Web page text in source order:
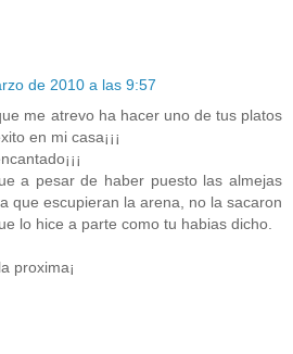
de 2010 a las 9:57
me atrevo ha hacer uno de tus platos
en mi casa¡¡¡
a pesar de haber puesto las almejas
que escupieran la arena, no la sacaron
lo hice a parte como tu habias dicho.
proxima¡